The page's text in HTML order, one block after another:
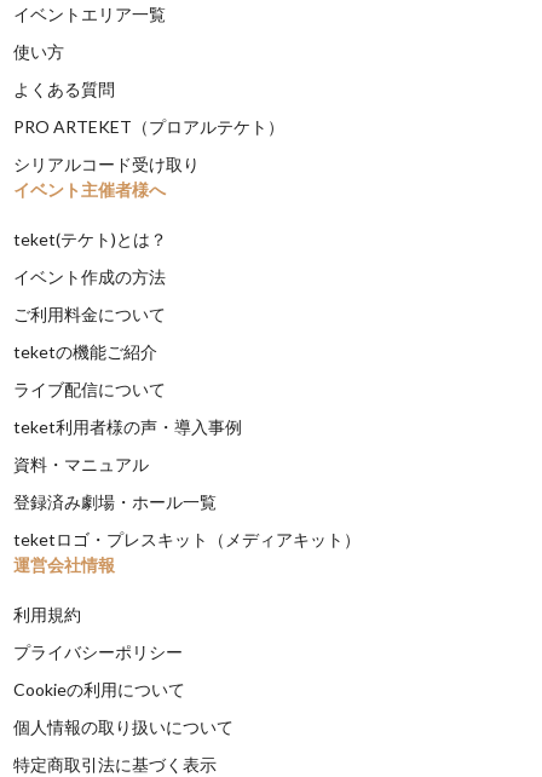
イベントエリア一覧
使い方
よくある質問
PRO ARTEKET（プロアルテケト）
シリアルコード受け取り
イベント主催者様へ
teket(テケト)とは？
イベント作成の方法
ご利用料金について
teketの機能ご紹介
ライブ配信について
teket利用者様の声・導入事例
資料・マニュアル
登録済み劇場・ホール一覧
teketロゴ・プレスキット（メディアキット）
運営会社情報
利用規約
プライバシーポリシー
Cookieの利用について
個人情報の取り扱いについて
特定商取引法に基づく表示